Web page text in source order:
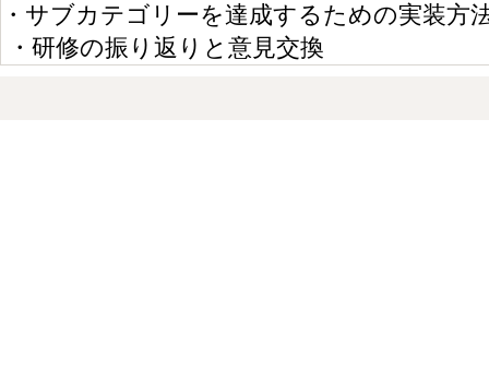
・サブカテゴリーを達成するための実装方
・研修の振り返りと意見交換